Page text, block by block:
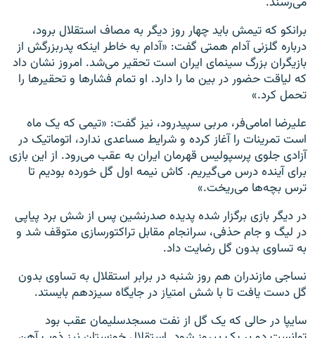
برانکو که تیمش باید چهار روز دیگر به مصاف استقلال برود،
درباره گلزنی آدام همتی گفت: «آدام به خاطر اینکه پدربزرگش از
بازیگران بزرگ سینمای ایران است تحقیر می‌شد. امروز نشان داد
که لیاقت حضور در بین ما را دارد. او تمام فشارها و تحقیرها را
تحمل کرد.»
علیرضا امامی‌فر، مربی سپیدرود، نیز گفت: «تیمی که یک ماه
است تمرینات را آغاز کرده و شرایط مساعدی ندارد، اتوماتیک در
آزادی جلوی پرسپولیس قهرمان ایران به عقب می‌رود. از این بازی
برای آینده درس می‌گیریم. کاش نیمه اول گل خورده بودیم تا
ترس بچه‌ها می‌ریخت.»
در دیگر بازی برگزار شده پدیده صدرنشین پس از شش برد پیاپی
در لیگ و جام حذفی، سرانجام مقابل تراکتورسازی متوقف شد و
به تساوی بدون گل رضایت داد.
نساجی مازندران هم روز شنبه در برابر استقلال به تساوی بدون
گل دست یافت تا با شش امتیاز در جایگاه سیزدهم بایستد.
سایپا در حالی که یک گل از نفت مسجدسلیمان عقب بود